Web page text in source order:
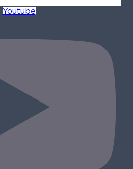
Youtube